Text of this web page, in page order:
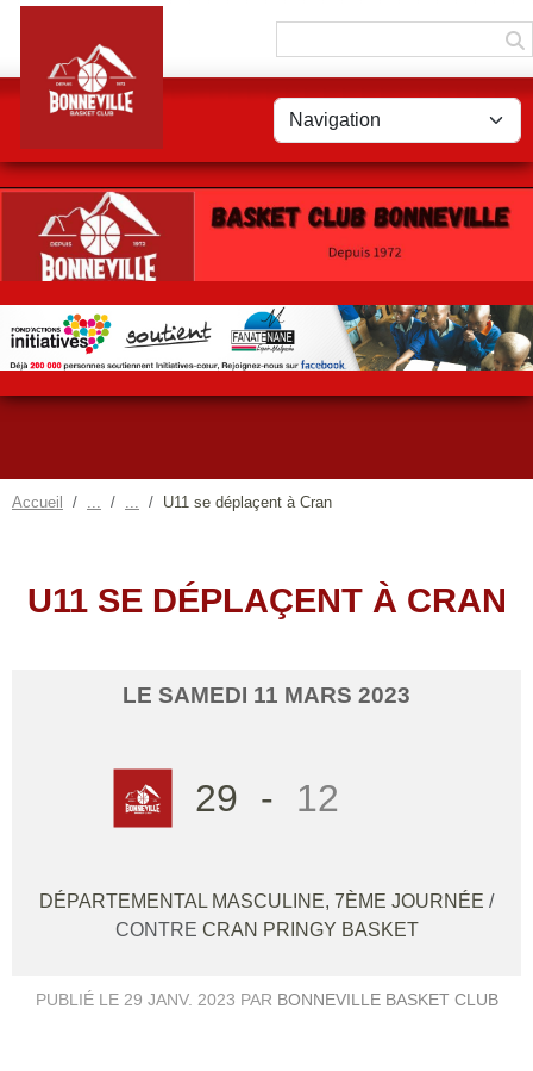
Accueil U11 se déplaçent à Cran
U11 SE DÉPLAÇENT À CRAN
LE SAMEDI 11 MARS 2023
29 - 12
DÉPARTEMENTAL MASCULINE, 7ÈME JOURNÉE /
CONTRE CRAN PRINGY BASKET
PUBLIÉ LE 29 JANV. 2023 PAR BONNEVILLE BASKET CLUB